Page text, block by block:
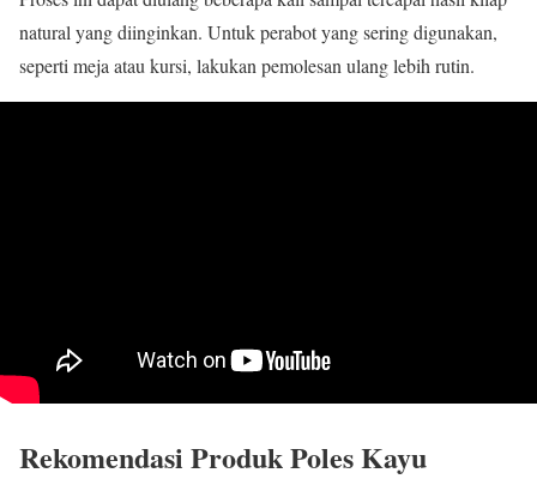
natural yang diinginkan. Untuk perabot yang sering digunakan,
seperti meja atau kursi, lakukan pemolesan ulang lebih rutin.
Rekomendasi Produk Poles Kayu